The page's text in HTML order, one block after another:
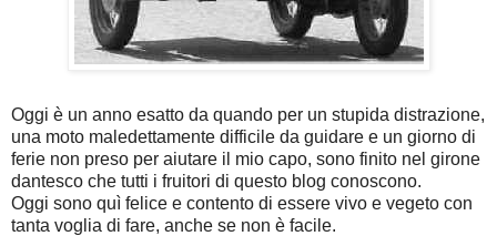
Oggi è un anno esatto da quando per un stupida distrazione,
una moto maledettamente difficile da guidare e un giorno di
ferie non preso per aiutare il mio capo, sono finito nel girone
dantesco che tutti i fruitori di questo blog conoscono.
Oggi sono quì felice e contento di essere vivo e vegeto con
tanta voglia di fare, anche se non è facile.